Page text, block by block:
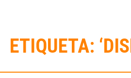
ETIQUETA: